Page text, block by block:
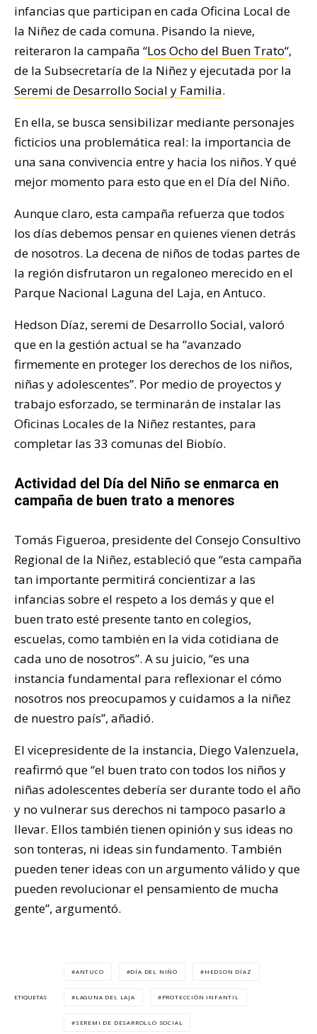
infancias que participan en cada Oficina Local de
la Niñez de cada comuna. Pisando la nieve,
reiteraron la campaña “Los Ocho del Buen Trato“,
de la Subsecretaría de la Niñez y ejecutada por la
Seremi de Desarrollo Social y Familia.
En ella, se busca sensibilizar mediante personajes
ficticios una problemática real: la importancia de
una sana convivencia entre y hacia los niños. Y qué
mejor momento para esto que en el Día del Niño.
Aunque claro, esta campaña refuerza que todos
los días debemos pensar en quienes vienen detrás
de nosotros. La decena de niños de todas partes de
la región disfrutaron un regaloneo merecido en el
Parque Nacional Laguna del Laja, en Antuco.
Hedson Díaz, seremi de Desarrollo Social, valoró
que en la gestión actual se ha “avanzado
firmemente en proteger los derechos de los niños,
niñas y adolescentes”. Por medio de proyectos y
trabajo esforzado, se terminarán de instalar las
Oficinas Locales de la Niñez restantes, para
completar las 33 comunas del Biobío.
Actividad del Día del Niño se enmarca en
campaña de buen trato a menores
Tomás Figueroa, presidente del Consejo Consultivo
Regional de la Niñez, estableció que “esta campaña
tan importante permitirá concientizar a las
infancias sobre el respeto a los demás y que el
buen trato esté presente tanto en colegios,
escuelas, como también en la vida cotidiana de
cada uno de nosotros”. A su juicio, “es una
instancia fundamental para reflexionar el cómo
nosotros nos preocupamos y cuidamos a la niñez
de nuestro país”, añadió.
El vicepresidente de la instancia, Diego Valenzuela,
reafirmó que “el buen trato con todos los niños y
niñas adolescentes debería ser durante todo el año
y no vulnerar sus derechos ni tampoco pasarlo a
llevar. Ellos también tienen opinión y sus ideas no
son tonteras, ni ideas sin fundamento. También
pueden tener ideas con un argumento válido y que
pueden revolucionar el pensamiento de mucha
gente”, argumentó.
ETIQUETAS
ANTUCO DÍA DEL NIÑO HEDSON DÍAZ
LAGUNA DEL LAJA PROTECCIÓN INFANTIL
SEREMI DE DESARROLLO SOCIAL